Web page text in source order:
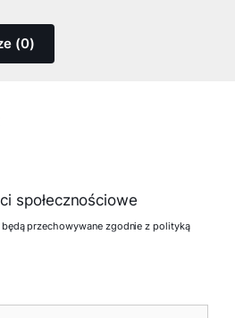
(0)
społecznościowe
przechowywane zgodnie z polityką